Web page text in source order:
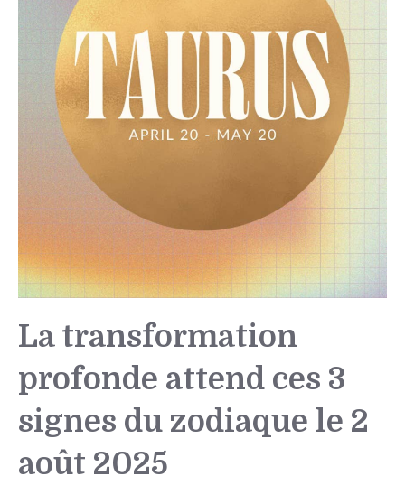
La transformation
profonde attend ces 3
signes du zodiaque le 2
août 2025